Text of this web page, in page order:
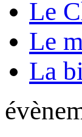
Le
Le
La